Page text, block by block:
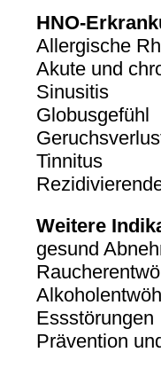
HNO-
Allergische
Akute und
Sinusitis
Globusgefühl
Tinnitus
Weitere
gesund
Essstörungen
Prävention